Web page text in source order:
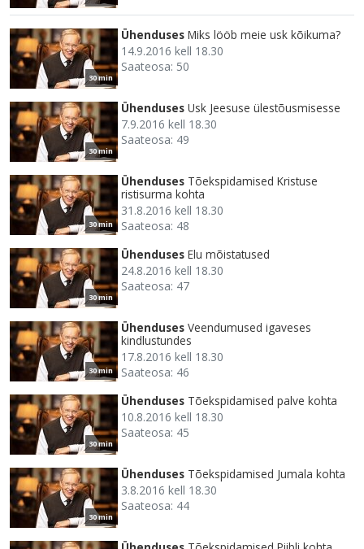
30 min
Ühenduses Miks lööb meie usk kõikuma?
14.9.2016 kell 18.30
Saateosa: 50
30 min
Ühenduses Usk Jeesuse ülestõusmisesse
7.9.2016 kell 18.30
Saateosa: 49
30 min
Ühenduses Tõekspidamised Kristuse
ristisurma kohta
31.8.2016 kell 18.30
Saateosa: 48
30 min
Ühenduses Elu mõistatused
24.8.2016 kell 18.30
Saateosa: 47
30 min
Ühenduses Veendumused igaveses
kindlustundes
17.8.2016 kell 18.30
Saateosa: 46
30 min
Ühenduses Tõekspidamised palve kohta
10.8.2016 kell 18.30
Saateosa: 45
30 min
Ühenduses Tõekspidamised Jumala kohta
3.8.2016 kell 18.30
Saateosa: 44